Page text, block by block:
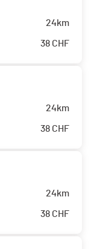
24km
38 CHF
24km
38 CHF
24km
38 CHF